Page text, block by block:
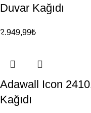
Duvar Kağıdı
2.949,99₺
Adawall Icon
Kağıdı